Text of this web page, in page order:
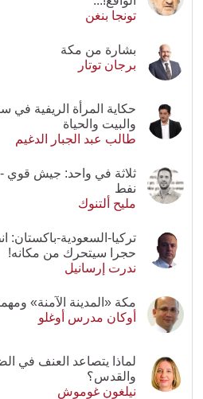
تونجا بنغن
بشارة من مكة
برجان توتار
حكاية المرأة الريفية في
والبيت والحياة
طالب عبد الجبار الدغيم
ثلاثة في واحد: جيش قوي -
نفط
مليح ألتنوك
تركيا-السعودية-باكستان:
حجرا سيتحرك من مكانه!
ندرت إرسانيل
مكة «المدينة الآمنة»
أوكان مدرس أوغلو
لماذا يتصاعد العنف في
والقدس؟
نيلغون غوموش